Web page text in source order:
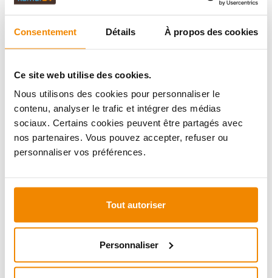
Consentement Détails À propos des cookies
Ce site web utilise des cookies.
Nous utilisons des cookies pour personnaliser le
contenu, analyser le trafic et intégrer des médias
sociaux. Certains cookies peuvent être partagés avec
nos partenaires. Vous pouvez accepter, refuser ou
personnaliser vos préférences.
Tout autoriser
Personnaliser
Chaudière à gazéification de
charbon ATMOS KC 25 S
Disponible, délai de livraison : 1 à 3
jours
3 148,95 €
Chaudière à gazéification du bois
ATMOS GS25
Disponible, délai de livraison : 1 à 3
jours
6 539,40 €